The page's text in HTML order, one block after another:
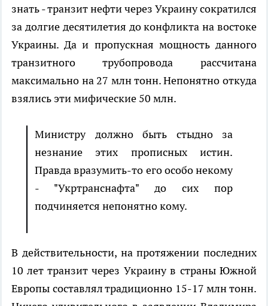
знать - транзит нефти через Украину сократился
за долгие десятилетия до конфликта на востоке
Украины. Да и пропускная мощность данного
транзитного трубопровода рассчитана
максимально на 27 млн тонн. Непонятно откуда
взялись эти мифические 50 млн.
Министру должно быть стыдно за
незнание этих прописных истин.
Правда вразумить-то его особо некому
- "Укртранснафта" до сих пор
подчиняется непонятно кому.
В действительности, на протяжении последних
10 лет транзит через Украину в страны Южной
Европы составлял традиционно 15-17 млн тонн.